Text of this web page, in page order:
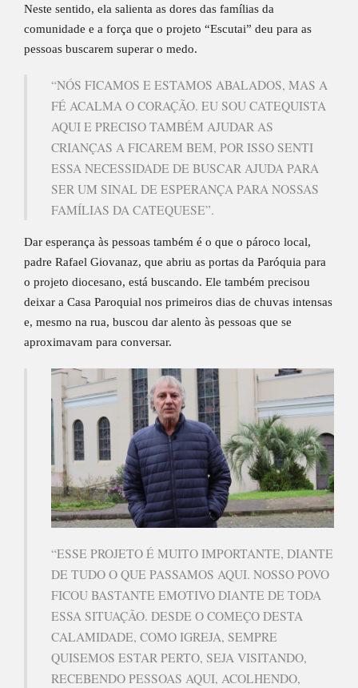
Neste sentido, ela salienta as dores das famílias da
comunidade e a força que o projeto “Escutai” deu para as
pessoas buscarem superar o medo.
“NÓS FICAMOS E ESTAMOS ABALADOS, MAS A
FÉ ACALMA O CORAÇÃO. EU SOU CATEQUISTA
AQUI E PRECISO TAMBÉM AJUDAR AS
CRIANÇAS A FICAREM BEM, POR ISSO SENTI
ESSA NECESSIDADE DE BUSCAR AJUDA PARA
SER UM SINAL DE ESPERANÇA PARA NOSSAS
FAMÍLIAS DA CATEQUESE”.
Dar esperança às pessoas também é o que o pároco local,
padre Rafael Giovanaz, que abriu as portas da Paróquia para
o projeto diocesano, está buscando. Ele também precisou
deixar a Casa Paroquial nos primeiros dias de chuvas intensas
e, mesmo na rua, buscou dar alento às pessoas que se
aproximavam para conversar.
“ESSE PROJETO É MUITO IMPORTANTE, DIANTE
DE TUDO O QUE PASSAMOS AQUI. NOSSO POVO
FICOU BASTANTE EMOTIVO DIANTE DE TODA
ESSA SITUAÇÃO. DESDE O COMEÇO DESTA
CALAMIDADE, COMO IGREJA, SEMPRE
QUISEMOS ESTAR PERTO, SEJA VISITANDO,
RECEBENDO PESSOAS AQUI, ACOLHENDO,